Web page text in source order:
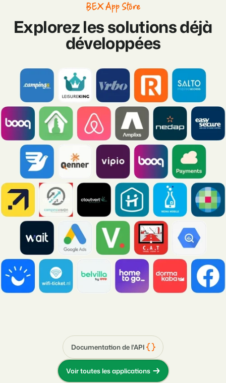
BEX App Store
Explorez les solutions déjà
développées
Voir toutes les applications
Documentation de l'API